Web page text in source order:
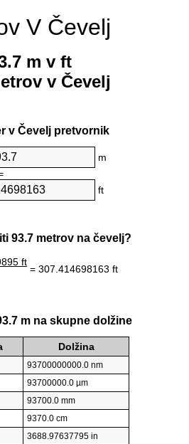
V Čevelj
m v ft
v Čevelj
v Čevelj pretvornik
m
ft
93.7 metrov na čevelj?
ft
= 307.414698163 ft
m na skupne dolžine
Dolžina
93700000000.0 nm
93700000.0 µm
93700.0 mm
9370.0 cm
3688.97637795 in